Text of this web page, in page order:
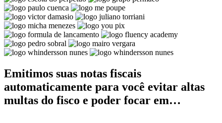
Emitimos suas notas fiscais
automaticamente para você evitar altas
multas do fisco e poder focar em…